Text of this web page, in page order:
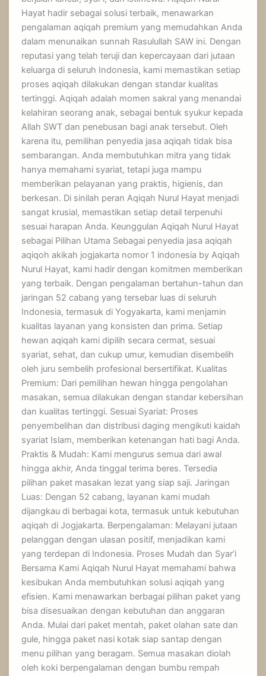
Hayat hadir sebagai solusi terbaik, menawarkan
pengalaman aqiqah premium yang memudahkan Anda
dalam menunaikan sunnah Rasulullah SAW ini. Dengan
reputasi yang telah teruji dan kepercayaan dari jutaan
keluarga di seluruh Indonesia, kami memastikan setiap
proses aqiqah dilakukan dengan standar kualitas
tertinggi. Aqiqah adalah momen sakral yang menandai
kelahiran seorang anak, sebagai bentuk syukur kepada
Allah SWT dan penebusan bagi anak tersebut. Oleh
karena itu, pemilihan penyedia jasa aqiqah tidak bisa
sembarangan. Anda membutuhkan mitra yang tidak
hanya memahami syariat, tetapi juga mampu
memberikan pelayanan yang praktis, higienis, dan
berkesan. Di sinilah peran Aqiqah Nurul Hayat menjadi
sangat krusial, memastikan setiap detail terpenuhi
sesuai harapan Anda. Keunggulan Aqiqah Nurul Hayat
sebagai Pilihan Utama Sebagai penyedia jasa aqiqah
aqiqoh akikah jogjakarta nomor 1 indonesia by Aqiqah
Nurul Hayat, kami hadir dengan komitmen memberikan
yang terbaik. Dengan pengalaman bertahun-tahun dan
jaringan 52 cabang yang tersebar luas di seluruh
Indonesia, termasuk di Yogyakarta, kami menjamin
kualitas layanan yang konsisten dan prima. Setiap
hewan aqiqah kami dipilih secara cermat, sesuai
syariat, sehat, dan cukup umur, kemudian disembelih
oleh juru sembelih profesional bersertifikat. Kualitas
Premium: Dari pemilihan hewan hingga pengolahan
masakan, semua dilakukan dengan standar kebersihan
dan kualitas tertinggi. Sesuai Syariat: Proses
penyembelihan dan distribusi daging mengikuti kaidah
syariat Islam, memberikan ketenangan hati bagi Anda.
Praktis & Mudah: Kami mengurus semua dari awal
hingga akhir, Anda tinggal terima beres. Tersedia
pilihan paket masakan lezat yang siap saji. Jaringan
Luas: Dengan 52 cabang, layanan kami mudah
dijangkau di berbagai kota, termasuk untuk kebutuhan
aqiqah di Jogjakarta. Berpengalaman: Melayani jutaan
pelanggan dengan ulasan positif, menjadikan kami
yang terdepan di Indonesia. Proses Mudah dan Syar’i
Bersama Kami Aqiqah Nurul Hayat memahami bahwa
kesibukan Anda membutuhkan solusi aqiqah yang
efisien. Kami menawarkan berbagai pilihan paket yang
bisa disesuaikan dengan kebutuhan dan anggaran
Anda. Mulai dari paket mentah, paket olahan sate dan
gule, hingga paket nasi kotak siap santap dengan
menu pilihan yang beragam. Semua masakan diolah
oleh koki berpengalaman dengan bumbu rempah